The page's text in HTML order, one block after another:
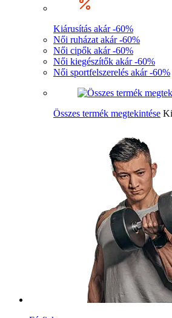
Kiárusítás akár -60%
Női ruházat akár -60%
Női cipők akár -60%
Női kiegészítők akár -60%
Női sportfelszerelés akár -60%
Összes termék megtekintése